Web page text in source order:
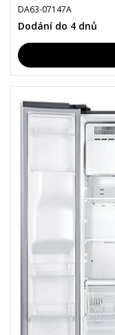
DA63-07147A
Dodání do 4 dnů